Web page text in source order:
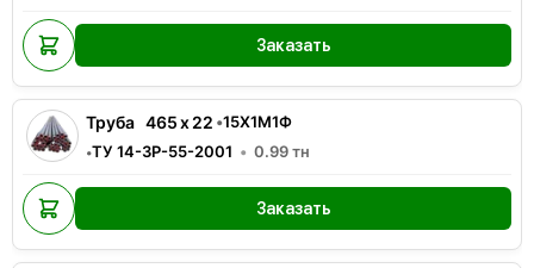
Заказать
Труба 465x22 •15Х1М1Ф
•ТУ 14-3Р-55-2001 0.99тн
Заказать